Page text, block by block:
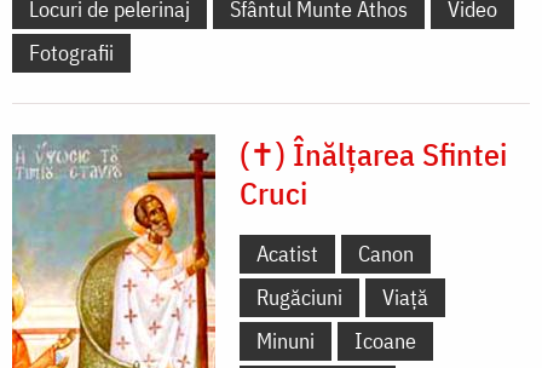
Locuri de pelerinaj Sfântul Munte Athos
Video
Fotografii
(✝) Înălțarea Sfintei
Cruci
Acatist
Canon
Rugăciuni
Viață
Minuni
Icoane